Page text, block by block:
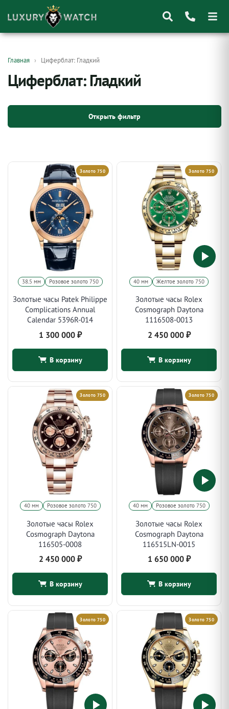
товаров
Главная Циферблат: Гладкий
Циферблат: Гладкий
Открыть фильтр
Золото 750
38.5 мм Розовое золото 750
Золотые часы Patek Philippe
Complications Annual
Calendar 5396R-014
1 300 000 ₽
В корзину
Золото 750
40 мм Желтое золото 750
Золотые часы Rolex
Cosmograph Daytona
1116508-0013
2 450 000 ₽
В корзину
Золото 750
40 мм Розовое золото 750
Золотые часы Rolex
Cosmograph Daytona
116505-0008
2 450 000 ₽
В корзину
Золото 750
40 мм Розовое золото 750
Золотые часы Rolex
Cosmograph Daytona
116515LN-0015
1 650 000 ₽
В корзину
Золото 750 Золото 750